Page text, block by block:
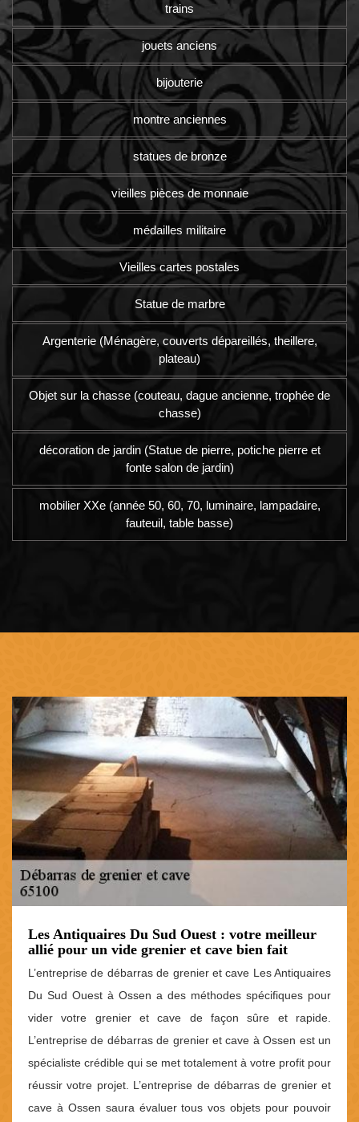
trains
jouets anciens
bijouterie
montre anciennes
statues de bronze
vieilles pièces de monnaie
médailles militaire
Vieilles cartes postales
Statue de marbre
Argenterie (Ménagère, couverts dépareillés, theillere,
plateau)
Objet sur la chasse (couteau, dague ancienne, trophée de
chasse)
décoration de jardin (Statue de pierre, potiche pierre et
fonte salon de jardin)
mobilier XXe (année 50, 60, 70, luminaire, lampadaire,
fauteuil, table basse)
Les Antiquaires Du Sud Ouest : votre meilleur
allié pour un vide grenier et cave bien fait
L’entreprise de débarras de grenier et cave Les Antiquaires
Du Sud Ouest à Ossen a des méthodes spécifiques pour
vider votre grenier et cave de façon sûre et rapide.
L’entreprise de débarras de grenier et cave à Ossen est un
spécialiste crédible qui se met totalement à votre profit pour
réussir votre projet. L’entreprise de débarras de grenier et
cave à Ossen saura évaluer tous vos objets pour pouvoir